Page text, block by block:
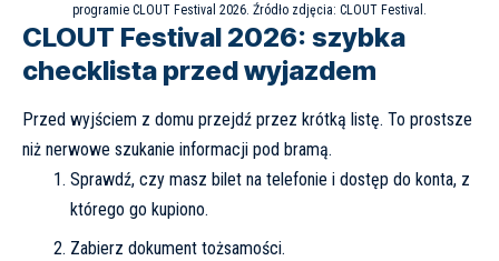
programie CLOUT Festival 2026. Źródło zdjęcia: CLOUT Festival
CLOUT Festival 2026: szybka
checklista przed wyjazdem
Przed wyjściem z domu przejdź przez krótką listę. To prostsze
niż nerwowe szukanie informacji pod bramą.
Sprawdź, czy masz bilet na telefonie i dostęp do konta, z
którego go kupiono.
Zabierz dokument tożsamości.